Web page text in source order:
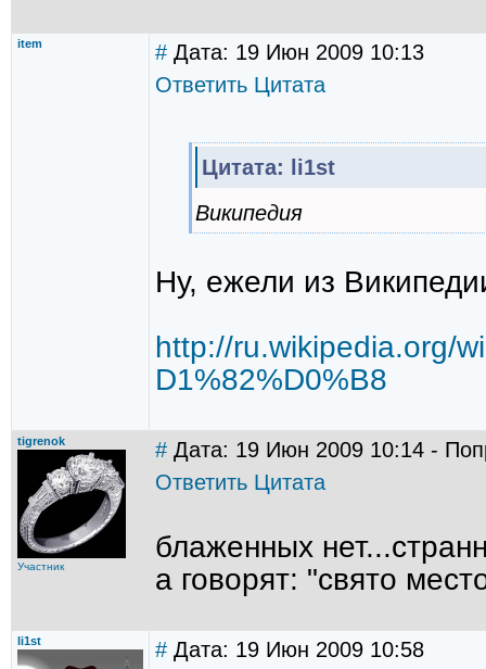
item # Дата: 19 Июн 2009 10:13
Ответить Цитата
Цитата: li1st
Википедия
Ну, ежели из
http://ru.wikipedia.org/
D1%82%D0%B8
tigrenok
Участник
# Дата: 19 Июн 2009 10:14 -
Ответить Цитата
блаженных
а говорят: "свято
li1st # Дата: 19 Июн 2009 10:58